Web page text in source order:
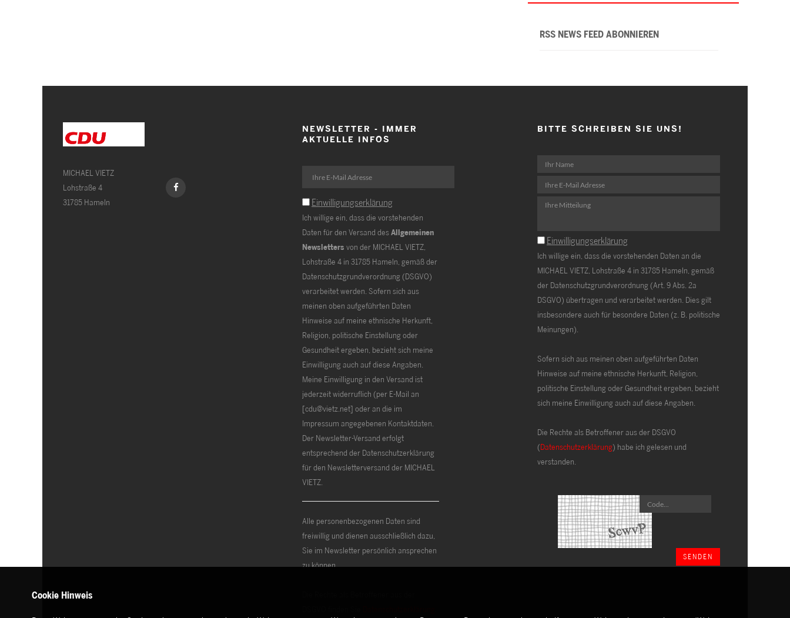
RSS NEWS FEED ABONNIEREN
MICHAEL VIETZ
Lohstraße 4
31785 Hameln
NEWSLETTER - IMMER
AKTUELLE INFOS
Einwilligungserklärung
Ich willige ein, dass die vorstehenden
Daten für den Versand desAllgemeinen
Newsletters von der MICHAEL VIETZ,
Lohstraße 4 in 31785 Hameln, gemäß der
Datenschutzgrundverordnung (DSGVO)
verarbeitet werden. Sofern sich aus
meinen oben aufgeführten Daten
Hinweise auf meine ethnische Herkunft,
Religion, politische Einstellung oder
Gesundheit ergeben, bezieht sich meine
Einwilligung auch auf diese Angaben.
Meine Einwilligung in den Versand ist
jederzeit widerruflich (per E-Mail an
[cdu@vietz.net] oder an die im
Impressum angegebenen Kontaktdaten.
Der Newsletter-Versand erfolgt
entsprechend der Datenschutzerklärung
für den Newsletterversand der MICHAEL
VIETZ.
Alle personenbezogenen Daten sind
freiwillig und dienen ausschließlich dazu,
Sie im Newsletter persönlich ansprechen
zu können.
BITTE SCHREIBEN SIE UNS!
Einwilligungserklärung
Ich willige ein, dass die vorstehenden Daten an die
MICHAEL VIETZ, Lohstraße 4 in 31785 Hameln, gemäß
der Datenschutzgrundverordnung (Art. 9 Abs. 2a
DSGVO) übertragen und verarbeitet werden. Dies gilt
insbesondere auch für besondere Daten (z. B. politische
Meinungen).
Sofern sich aus meinen oben aufgeführten Daten
Hinweise auf meine ethnische Herkunft, Religion,
politische Einstellung oder Gesundheit ergeben, bezieht
sich meine Einwilligung auch auf diese Angaben.
Die Rechte als Betroffener aus der DSGVO
(Datenschutzerklärung) habe ich gelesen und
verstanden.
SENDEN
Cookie Hinweis